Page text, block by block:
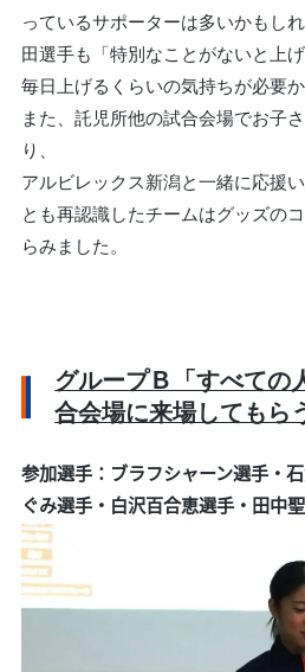
っているサポーターは多いかもし
田選手も「特別なことがないと上
毎日上げるくらいの気持ちが必要
また、託児所他の試合会場でお子
り、
アルビレックス新潟と一緒に応援
とも再認識したチームはグッズの
らみました。
グループＢ「すべての
合会場に来場してもら
参加選手：ブラフシャーン選手・
ぐみ選手・白沢百合恵選手・田中